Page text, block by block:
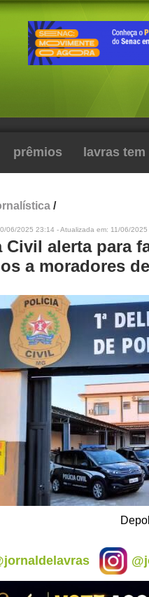
prêmios lavras tem
/
06/2025 23:14 - Atualizada em: 11/06/2025
Civil alerta para
a moradores